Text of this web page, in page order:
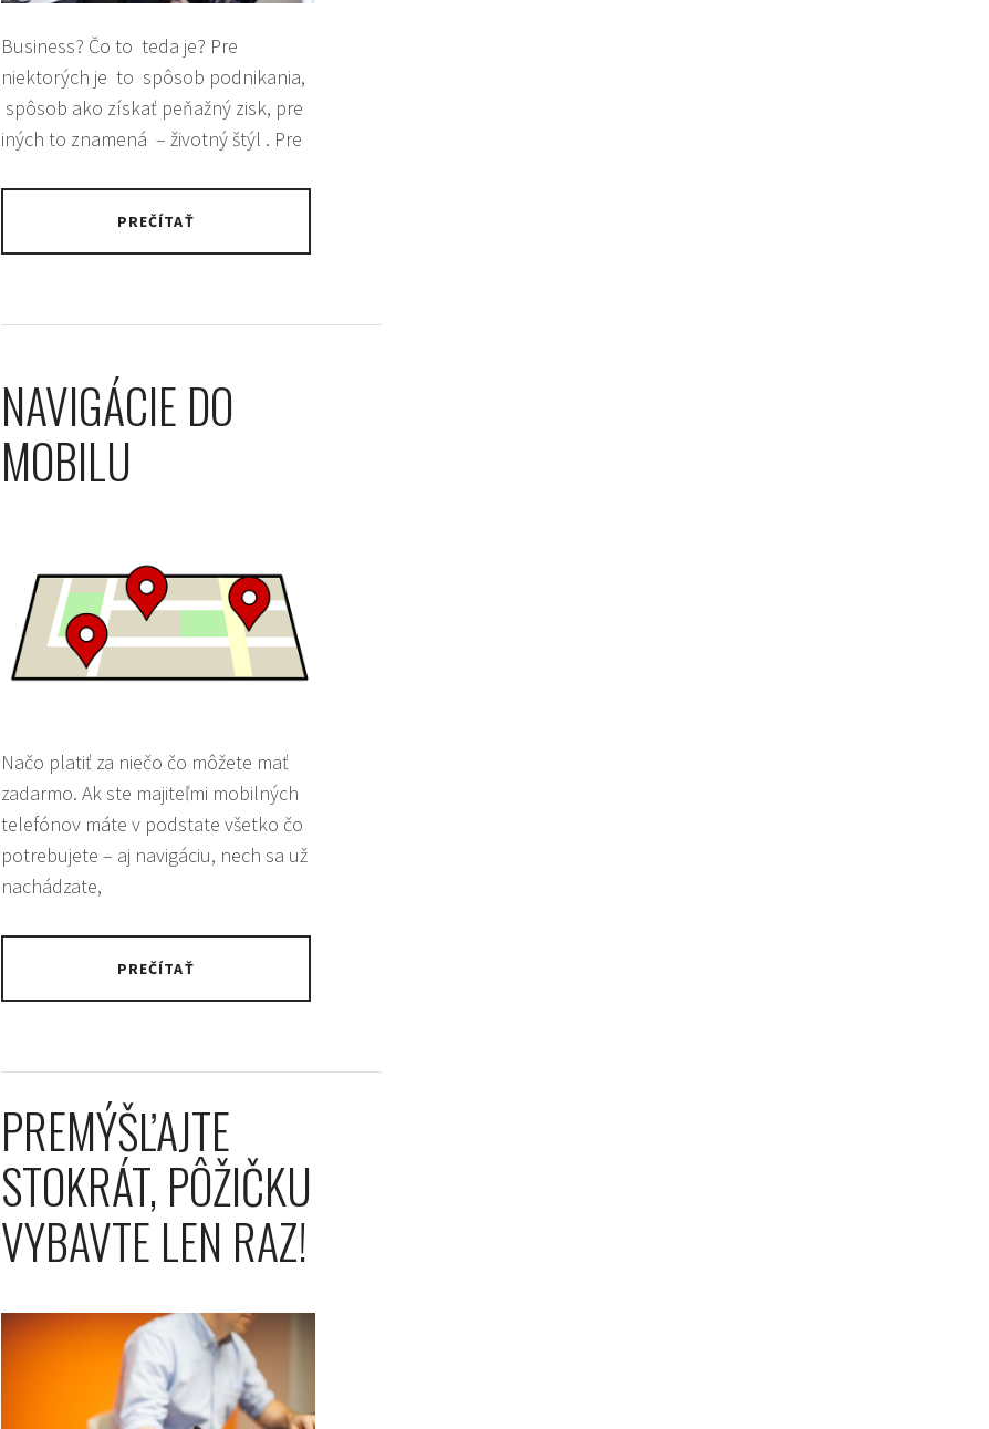
Business? Čo to teda je? Pre
niektorých je to spôsob podnikania,
spôsob ako získať peňažný zisk, pre
iných to znamená – životný štýl . Pre
PREČÍTAŤ
NAVIGÁCIE DO
MOBILU
Načo platiť za niečo čo môžete mať
zadarmo. Ak ste majiteľmi mobilných
telefónov máte v podstate všetko čo
potrebujete – aj navigáciu, nech sa už
nachádzate,
PREČÍTAŤ
PREMÝŠĽAJTE
STOKRÁT, PÔŽIČKU
VYBAVTE LEN RAZ!